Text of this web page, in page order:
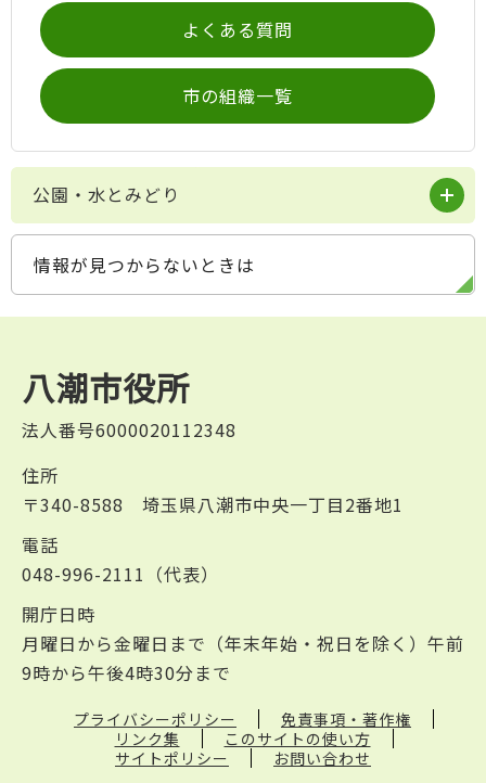
よくある質問
市の組織一覧
公園・水とみどり
情報が見つからないときは
八潮市役所
法人番号6000020112348
住所
〒340-8588 埼玉県八潮市中央一丁目2番地1
電話
048-996-2111（代表）
開庁日時
月曜日から金曜日まで（年末年始・祝日を除く）午前
9時から午後4時30分まで
プライバシーポリシー
免責事項・著作権
リンク集
このサイトの使い方
サイトポリシー
お問い合わせ